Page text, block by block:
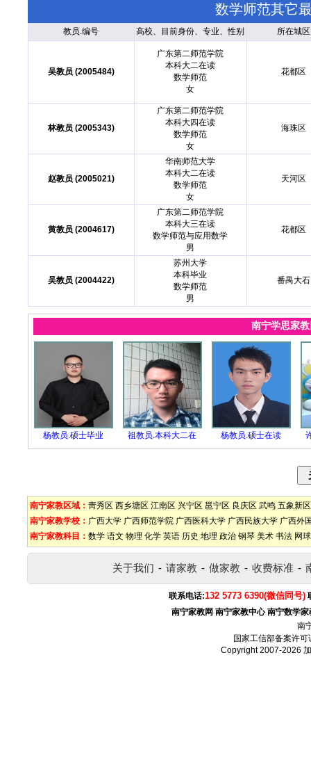
数学师范其它
教员.编号 高校、目前身份、专业、性别 所在城区
吴教员 (2005484)
广东第二师范学院
本科大二在读
数学师范
女
花都区
林教员 (2005343)
广东第二师范学院
本科大四在读
数学师范
女
海珠区
赵教员 (2005021)
华南师范大学
本科大二在读
数学师范
女
天河区
黄教员 (2004617)
广东第二师范学院
本科大三在读
数学师范与应用数学
男
花都区
吴教员 (2004422)
苏州大学
本科毕业
数学师范
男
番禺大石
南宁学思家
杨教员.硕士毕业 祖教员.本科大二在 杨教员.硕士在读
南宁家教区域： 靑秀区 西乡塘区 江南区 兴宁区 邕宁区 良庆区 武鸣 五象新区
南宁家教学校： 广西大学 广西师范学院 广西医科大学 广西民族大学 广西外
南宁家教科目： 数学 语文 物理 化学 英语 历史 地理 政治 钢琴 美术 书法 网球
关于我们 - 请家教 - 做家教 - 收费标准 -
联系电话:132 5773 6390(微信同号)
南宁家教网 南宁家教中心 南宁数学家
南
国家工信部备案许可
Copyright 2007-2026